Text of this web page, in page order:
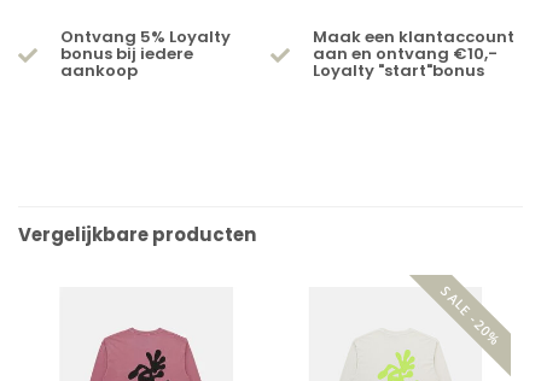
Ontvang 5% Loyalty
bonus bij iedere
aankoop
Maak een klantaccount
aan en ontvang €10,-
Loyalty "start"bonus
Vergelijkbare producten
SALE -20%